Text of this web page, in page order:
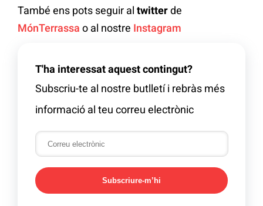
També ens pots seguir al twitterde
MónTerrassa o al nostre Instagram
T'ha interessat aquest contingut?
Subscriu-te al nostre butlletí i rebràs més
informació al teu correu electrònic
Subscriure-m’hi